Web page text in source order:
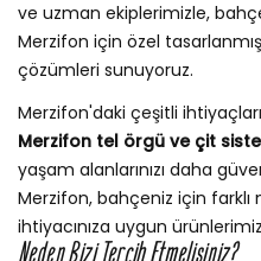
ve uzman ekiplerimizle,
Merzifon için özel
çözümleri sunuyoruz.
Merzifon'daki çeşitli
Merzifon tel örgü ve çit
yaşam alanlarınızı daha
Merzifon, bahçeniz için
ihtiyacınıza uygun